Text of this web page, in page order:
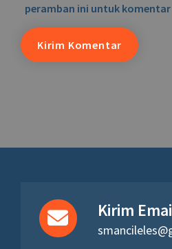
peramban ini untuk
Kirim